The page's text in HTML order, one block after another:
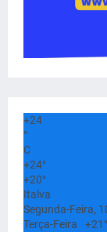
+24
°
C
+24°
+20°
Italva
Segunda-Feira,
Terça-Feira
+21°